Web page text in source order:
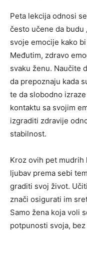
Peta lekcija odnosi
često učene da budu
svoje emocije kako
Međutim, zdravo
svaku ženu. Naučite
da prepoznaju kada
te da slobodno
kontaktu sa svojim
izgraditi zdravije
stabilnost.
Kroz ovih pet
ljubav prema sebi
graditi svoj život.
znači osigurati im
Samo žena koja voli
potpunosti svoja,